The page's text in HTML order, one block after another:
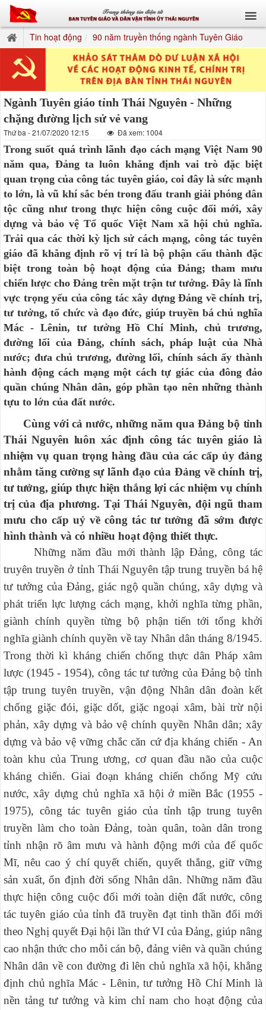
Tin hoạt động 90 năm truyền thống ngành Tuyên Giáo
Ngành Tuyên giáo tỉnh Thái Nguyên - Những
chặng đường lịch sử vẻ vang
Thứ ba - 21/07/2020 12:15 Đã xem: 1004
Trong suốt quá trình lãnh đạo cách mạng Việt Nam 90
năm qua, Đảng ta luôn khẳng định vai trò đặc biệt
quan trọng của công tác tuyên giáo, coi đây là sức mạnh
to lớn, là vũ khí sắc bén trong đấu tranh giải phóng dân
tộc cũng như trong thực hiện công cuộc đổi mới, xây
dựng và bảo vệ Tổ quốc Việt Nam xã hội chủ nghĩa.
Trải qua các thời kỳ lịch sử cách mạng, công tác tuyên
giáo đã khẳng định rõ vị trí là bộ phận cấu thành đặc
biệt trong toàn bộ hoạt động của Đảng; tham mưu
chiến lược cho Đảng trên mặt trận tư tưởng. Đây là lĩnh
vực trọng yếu của công tác xây dựng Đảng về chính trị,
tư tưởng, tổ chức và đạo đức, giúp truyền bá chủ nghĩa
Mác - Lênin, tư tưởng Hồ Chí Minh, chủ trương,
đường lối của Đảng, chính sách, pháp luật của Nhà
nước; đưa chủ trương, đường lối, chính sách ấy thành
hành động cách mạng một cách tự giác của đông đảo
quần chúng Nhân dân, góp phần tạo nên những thành
tựu to lớn của đất nước.
Cùng với cả nước, những năm qua Đảng bộ tỉnh
Thái Nguyên luôn xác định công tác tuyên giáo là
nhiệm vụ quan trọng hàng đầu của các cấp ủy đảng
nhằm tăng cường sự lãnh đạo của Đảng về chính trị,
tư tưởng, giúp thực hiện thắng lợi các nhiệm vụ chính
trị của địa phương. Tại Thái Nguyên, đội ngũ tham
mưu cho cấp uỷ về công tác tư tưởng đã sớm được
hình thành và có nhiều hoạt động thiết thực.
Những năm đầu mới thành lập Đảng, công tác
truyên truyền ở tỉnh Thái Nguyên tập trung truyền bá hệ
tư tưởng của Đảng, giác ngộ quần chúng, xây dựng và
phát triển lực lượng cách mạng, khởi nghĩa từng phần,
giành chính quyền từng bộ phận tiến tới tổng khởi
nghĩa giành chính quyền về tay Nhân dân tháng 8/1945.
Trong thời kì kháng chiến chống thực dân Pháp xâm
lược (1945 - 1954), công tác tư tưởng của Đảng bộ tỉnh
tập trung tuyên truyền, vận động Nhân dân đoàn kết
chống giặc đói, giặc dốt, giặc ngoại xâm, bài trừ nội
phản, xây dựng và bảo vệ chính quyền Nhân dân; xây
dựng và bảo vệ vững chắc căn cứ địa kháng chiến - An
toàn khu của Trung ương, cơ quan đầu não của cuộc
kháng chiến. Giai đoạn kháng chiến chống Mỹ cứu
nước, xây dựng chủ nghĩa xã hội ở miền Bắc (1955 -
1975), công tác tuyên giáo của tỉnh tập trung tuyên
truyền làm cho toàn Đảng, toàn quân, toàn dân trong
tỉnh nhận rõ âm mưu và hành động mới của đế quốc
Mĩ, nêu cao ý chí quyết chiến, quyết thắng, giữ vững
sản xuất, ổn định đời sống Nhân dân. Những năm đầu
thực hiện công cuộc đổi mới toàn diện đất nước, công
tác tuyên giáo của tỉnh đã truyền đạt tinh thần đổi mới
theo Nghị quyết Đại hội lần thứ VI của Đảng, giúp nâng
cao nhận thức cho mỗi cán bộ, đảng viên và quần chúng
Nhân dân về con đường đi lên chủ nghĩa xã hội, khẳng
định chủ nghĩa Mác - Lênin, tư tưởng Hồ Chí Minh là
nền tảng tư tưởng và kim chỉ nam cho hoạt động của